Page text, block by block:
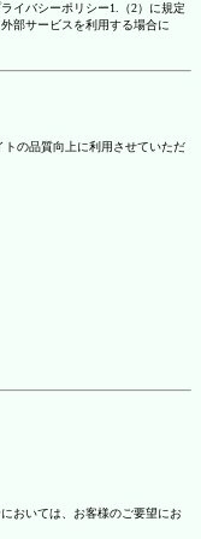
イバシーポリシー1.（2）に規定
部サービスを利用する場合に
トの品質向上に利用させていただ
おいては、お客様のご要望にお